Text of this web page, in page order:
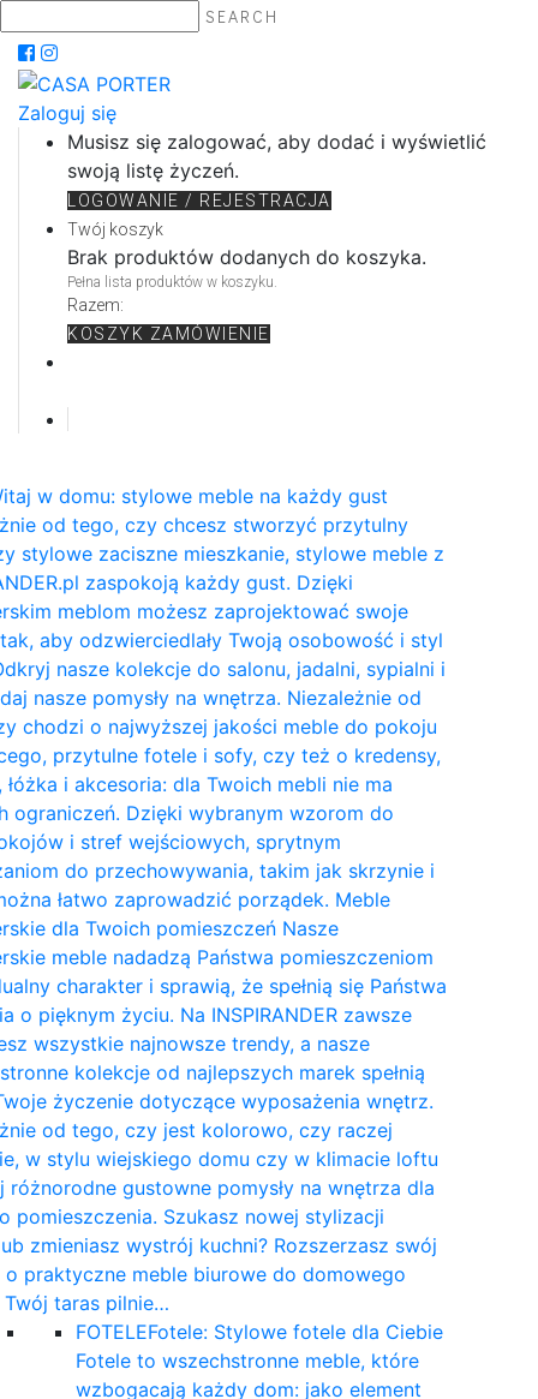
SEARCH
Zaloguj się
Musisz się zalogować, aby dodać i wyświetlić
swoją listę życzeń.
LOGOWANIE / REJESTRACJA
Twój koszyk
Brak produktów dodanych do koszyka.
Pełna lista produktów w koszyku.
Razem:
KOSZYK ZAMÓWIENIE
w domu: stylowe meble na każdy gust
od tego, czy chcesz stworzyć przytulny
stylowe zaciszne mieszkanie, stylowe meble z
zaspokoją każdy gust. Dzięki
meblom możesz zaprojektować swoje
aby odzwierciedlały Twoją osobowość i styl
nasze kolekcje do salonu, jadalni, sypialni i
nasze pomysły na wnętrza. Niezależnie od
chodzi o najwyższej jakości meble do pokoju
przytulne fotele i sofy, czy też o kredensy,
i akcesoria: dla Twoich mebli nie ma
ograniczeń. Dzięki wybranym wzorom do
i stref wejściowych, sprytnym
do przechowywania, takim jak skrzynie i
łatwo zaprowadzić porządek. Meble
dla Twoich pomieszczeń Nasze
meble nadadzą Państwa pomieszczeniom
charakter i sprawią, że spełnią się Państwa
o pięknym życiu. Na INSPIRANDER zawsze
wszystkie najnowsze trendy, a nasze
kolekcje od najlepszych marek spełnią
życzenie dotyczące wyposażenia wnętrz.
od tego, czy jest kolorowo, czy raczej
w stylu wiejskiego domu czy w klimacie loftu
różnorodne gustowne pomysły na wnętrza dla
pomieszczenia. Szukasz nowej stylizacji
zmieniasz wystrój kuchni? Rozszerzasz swój
o praktyczne meble biurowe do domowego
Twój taras pilnie…
FOTELEFotele: Stylowe fotele dla Ciebie
Fotele to wszechstronne meble, które
wzbogacają każdy dom: jako element